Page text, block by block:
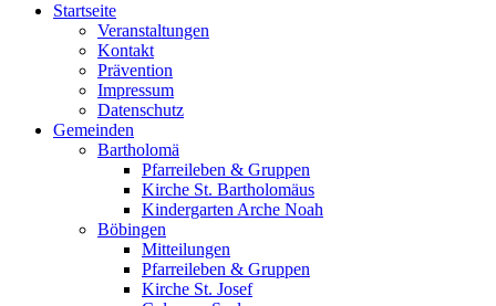
Startseite
Veranstaltungen
Kontakt
Prävention
Impressum
Datenschutz
Gemeinden
Bartholomä
Pfarreileben & Gruppen
Kirche St. Bartholomäus
Kindergarten Arche Noah
Böbingen
Mitteilungen
Pfarreileben & Gruppen
Kirche St. Josef